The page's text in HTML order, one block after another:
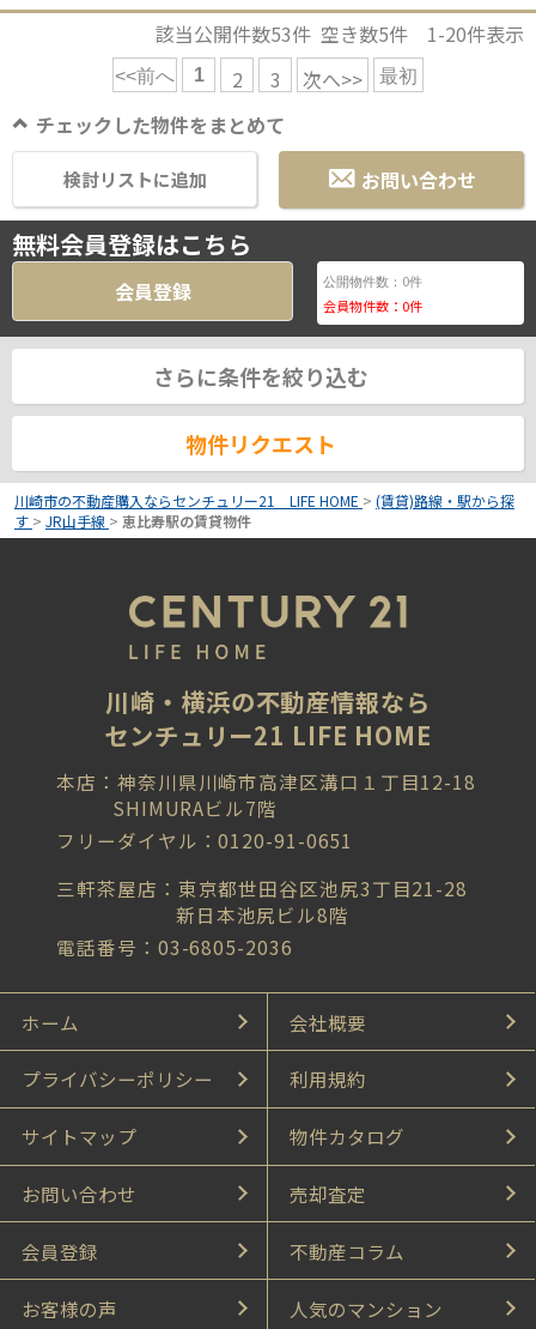
該当公開件数53件 空き数5件 1-20件表示
<<前へ 1 2 3 次へ>> 最初
チェックした物件をまとめて
お問い合わせ
検討リストに追加
無料会員登録はこちら
会員登録 公開物件数： 0件
会員物件数： 0件
さらに条件を絞り込む
物件リクエスト
川崎市の不動産購入ならセンチュリー21 LIFE HOME > (賃貸)路線・駅から探
す > JR山手線 > 恵比寿駅の賃貸物件
川崎・横浜の不動産情報なら
センチュリー21 LIFE HOME
本店：神奈川県川崎市高津区溝口１丁目12-18
SHIMURAビル7階
フリーダイヤル：0120-91-0651
三軒茶屋店：東京都世田谷区池尻3丁目21-28
新日本池尻ビル8階
電話番号：03-6805-2036
ホーム 会社概要
プライバシーポリシー 利用規約
サイトマップ 物件カタログ
お問い合わせ 売却査定
会員登録 不動産コラム
お客様の声 人気のマンション